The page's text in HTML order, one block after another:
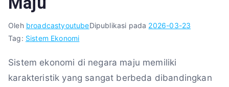
Oleh broadcastyoutubeDipublikasi pada 2026-03-23
Tag: Sistem Ekonomi
Sistem ekonomi di negara maju memiliki
karakteristik yang sangat berbeda dibandingkan